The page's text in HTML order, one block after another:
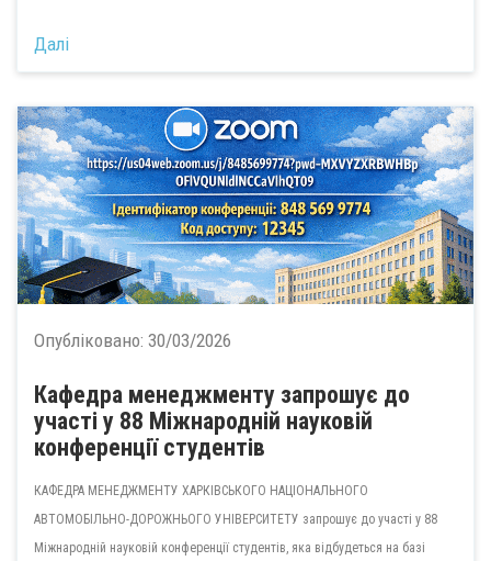
Далі
Опубліковано: 30/03/2026
Кафедра менеджменту запрошує до
участі у 88 Міжнародній науковій
конференції студентів
КАФЕДРА МЕНЕДЖМЕНТУ ХАРКІВСЬКОГО НАЦІОНАЛЬНОГО
АВТОМОБІЛЬНО-ДОРОЖНЬОГО УНІВЕРСИТЕТУ запрошує до участі у 88
Міжнародній науковій конференції студентів, яка відбудеться на базі